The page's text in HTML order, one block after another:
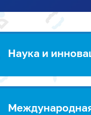
Наука и